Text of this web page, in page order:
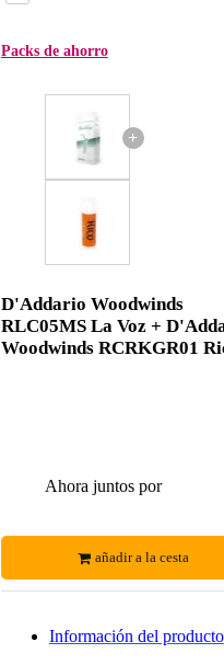
Packs de ahorro
+
D'Addario Woodwinds
RLC05MS La Voz +
Woodwinds RCRKGR01
Ahora juntos por
añadir a la cesta
Información del producto